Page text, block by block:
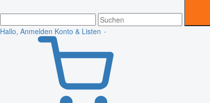
Hallo, Anmelden Konto & Listen